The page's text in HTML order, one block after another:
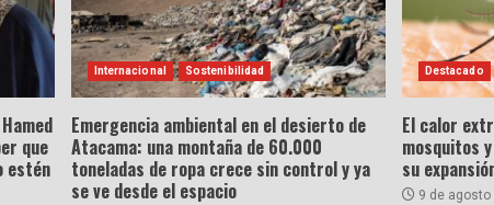
que
estén
Internacional Sostenibilidad
Emergencia ambiental en el desierto de
Atacama: una montaña de 60.000
toneladas de ropa crece sin control y ya
se ve desde el espacio
Destacado
El calor
mosquitos
su
9 de agosto